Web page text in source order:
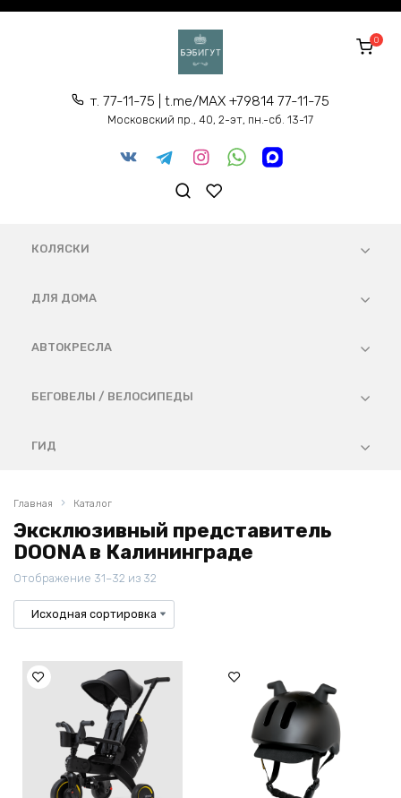
Перейти
т. 77-11-75 | t.me/MAX +79814 77-11-75
Московский пр., 40, 2-эт, пн.-сб. 13-17
0
КОЛЯСКИ
ДЛЯ ДОМА
АВТОКРЕСЛА
БЕГОВЕЛЫ / ВЕЛОСИПЕДЫ
ГИД
Главная Каталог
Эксклюзивный представитель
DOONA в Калининграде
Отображение 31–32 из 32